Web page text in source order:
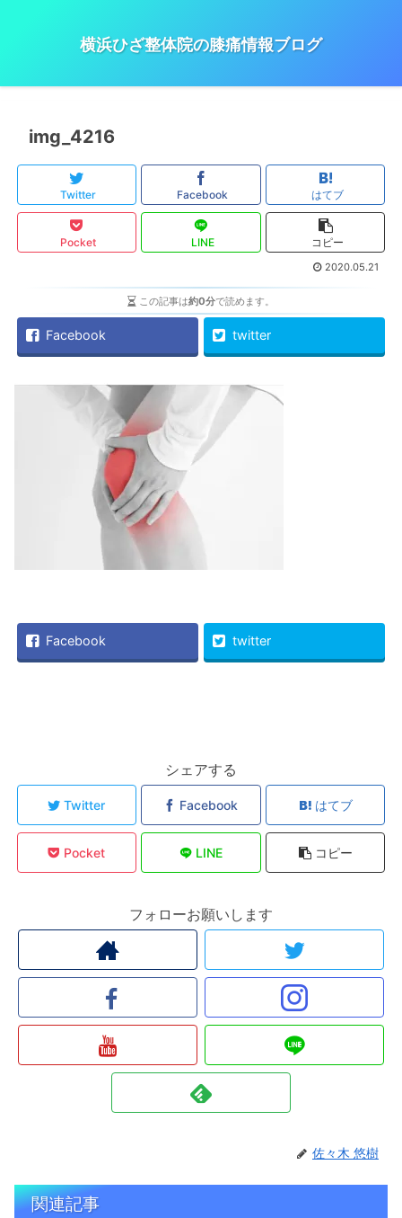
横浜ひざ整体院の膝痛情報ブログ
img_4216
Twitter Facebook はてブ
Pocket LINE コピー
2020.05.21
この記事は約0分で読めます。
Facebook twitter
Facebook twitter
シェアする
Twitter Facebook はてブ
Pocket LINE コピー
フォローお願いします
佐々木 悠樹
関連記事